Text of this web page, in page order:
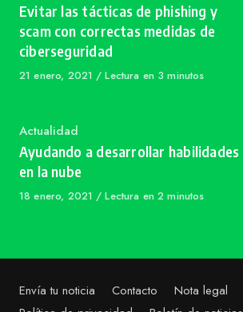
Evitar las tácticas de phishing y
scam con correctas medidas de
ciberseguridad
Published
21 enero, 2021 Lectura en 3 minutos
Category
Actualidad
Ayudando a desarrollar habilidades
en la nube
Published
18 enero, 2021 Lectura en 2 minutos
Envía tu noticia Contacto
Nota legal